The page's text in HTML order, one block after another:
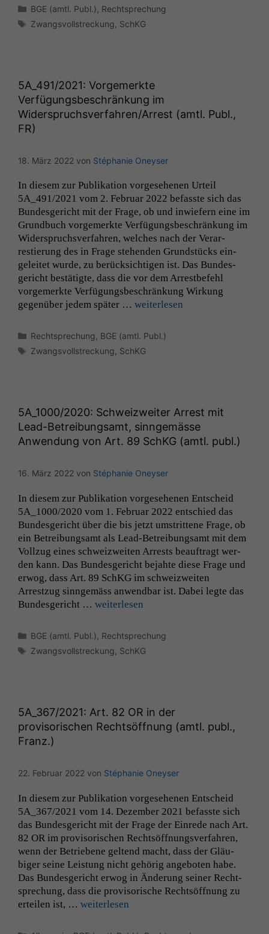
Kategorien
BGE (amtl. Publ.) Rechtsprechung
Schlagwörter
Zwangsvollstreckung SchKG
5A_491/2021: Vorgemerkte
Verfügungsbeschränkung im
Widerspruchsverfahren/Arrest (amtl. Publ.,
FR)
18. März 2022 von Stéphanie Oneyser
In diesem zur Pub­lika­tion vorge­se­henen Urteil
5A_491/2021 vom 2. Feb­ru­ar 2022 befasste sich das
Bun­des­gericht mit der Frage, ob und inwiefern eine im
Grund­buch vorge­merk­te Ver­fü­gungs­beschränkung im
Wider­spruchsver­fahren, welch­es nach der Ver­ar­
restierung des in Frage ste­hen­den Grund­stücks ein­
geleit­et wurde, zu berück­sichti­gen ist. Das Bun­des­
gericht bestätigte, dass die vor dem Arrest­be­fehl
vorge­merk­te Ver­fü­gungs­beschränkung Wir­kung
gegenüber jedem später … weit­er­lesen
Kategorien
Rechtsprechung BGE (amtl. Publ.)
Schlagwörter
Zwangsvollstreckung SchKG
5A_1000/2020: Schweizweiter Arrest mit
Lead-Betreibungsamt, sinngemässe
Anwendung von Art. 89 SchKG (amtl. publ.)
16. März 2022 von Stéphanie Oneyser
In diesem zur Pub­lika­tion vorge­se­henen Entscheid
5A_1000/2020 vom 1. Feb­ru­ar 2022 entsch­ied das
Bun­des­gericht über die bis jet­zt umstrit­tene Frage, ob
ein Betrei­bungsamt als Lead-Betrei­bungsamt mit dem
Vol­lzug eines schweizweit­en Arrests beauf­tragt wer­
den kann. Das Bun­des­gericht bejahte diese Frage und
erwog, dass Art. 89 SchKG im schweizweit­en
Arrestzug sin­ngemäss anwend­bar ist. Dabei legte das
Bun­des­gericht … weit­er­lesen
Kategorien
BGE (amtl. Publ.) Rechtsprechung
Schlagwörter
Zwangsvollstreckung SchKG
5A_367/2021: Art. 82 OR in der
provisorischen Rechtsöffnung (amtl. publ.,
Franz.)
22. Februar 2022 von Stéphanie Oneyser
In diesem zur Pub­lika­tion vorge­se­henen Entscheid
5A_367/2021 vom 14. Dezem­ber 2021 befasste sich
das Bun­des­gericht mit der Frage der Einrede nach Art.
82 OR im pro­vi­sorischen Recht­söff­nungsver­fahren,
wenn der Betriebene gel­tend macht, dass der Gläu­
biger seine Leis­tung nicht gehörig ange­boten habe.
Das Bun­des­gericht erwog in Änderung sein­er Recht­
sprechung, dass die pro­vi­sorische Recht­söff­nung zu
erteilen ist, … weit­er­lesen